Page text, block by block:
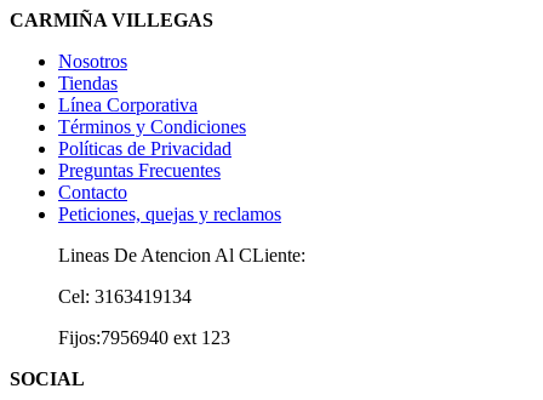
CARMIÑA VILLEGAS
Nosotros
Tiendas
Línea Corporativa
Términos y Condiciones
Políticas de Privacidad
Preguntas Frecuentes
Contacto
Peticiones, quejas y reclamos
Lineas De Atencion Al CLiente:
Cel: 3163419134
Fijos:7956940 ext 123
SOCIAL